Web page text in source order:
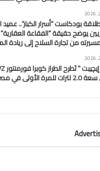
بودكاست “أسرار الكبار”..
يوضح حقيقة “الفقاعة
من تجارة السلاح إلى ريادة
الأولى في مصر